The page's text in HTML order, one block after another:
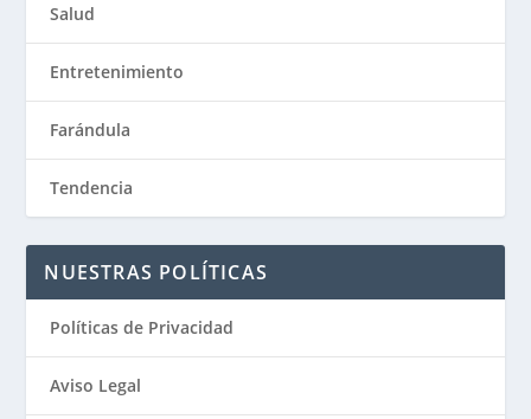
Salud
Entretenimiento
Farándula
Tendencia
NUESTRAS POLÍTICAS
Políticas de Privacidad
Aviso Legal